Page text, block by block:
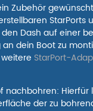
Zubehör
Dash auf einer
dein Boot zu
StarPort-
der zu